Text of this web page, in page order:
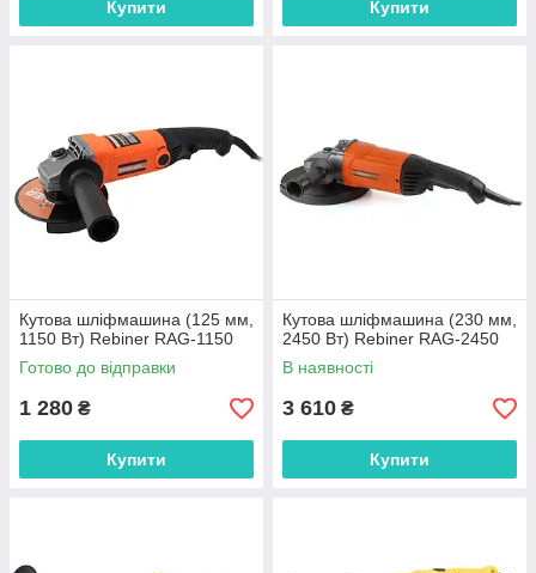
Купити Купити
Кутова шліфмашина (125 мм,
1150 Вт) Rebiner RAG-1150
Готово до відправки
1 280 ₴
Купити
Кутова шліфмашина (230 мм,
2450 Вт) Rebiner RAG-2450
В наявності
3 610 ₴
Купити